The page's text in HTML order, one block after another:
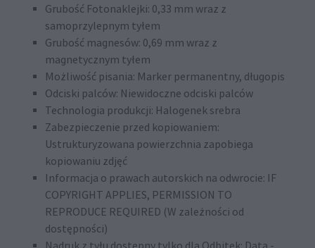
Grubość Fotonaklejki: 0,33 mm wraz z
samoprzylepnym tyłem
Grubość magnesów: 0,69 mm wraz z
magnetycznym tyłem
Możliwość pisania: Marker permanentny, długopis
Odciski palców: Niewidoczne odciski palców
Technologia produkcji: Halogenek srebra
Zabezpieczenie przed kopiowaniem:
Ustrukturyzowana powierzchnia zapobiega
kopiowaniu zdjęć
Informacja o prawach autorskich na odwrocie: IF
COPYRIGHT APPLIES, PERMISSION TO
REPRODUCE REQUIRED (W zależności od
dostępności)